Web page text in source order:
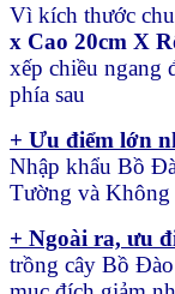
Vì kích thước
x Cao 20cm X
xếp chiều ngang
phía sau
+ Ưu điểm lớn
Nhập khẩu Bồ
Tường và Không
+ Ngoài ra, ưu
trồng cây Bồ